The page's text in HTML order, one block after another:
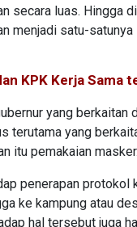
secara luas. Hingga
menjadi satu-satunya
KPK Kerja Sama
yang
terutama yang
itu pemakaian
penerapan protokol
ke kampung atau
hal tersebut juga